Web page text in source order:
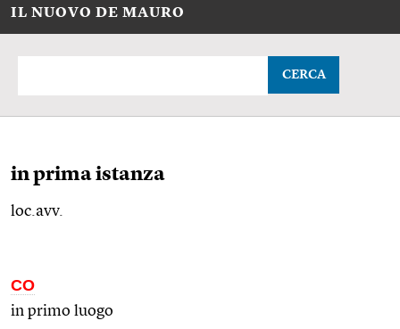
IL NUOVO DE MAURO
CERCA
in prima istanza
loc.avv.
CO
in primo luogo